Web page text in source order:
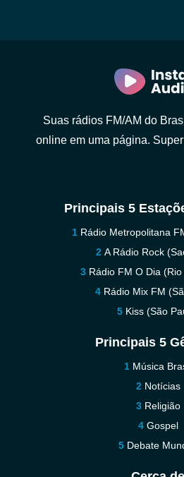
Suas rádios FM/AM do
online em uma página.
Principais 5
Rádio Metropolitana
A Rádio Rock
Rádio FM O Dia
Rádio Mix FM
Kiss (São
Principais 5
Música
Notícias
Religião
Gospel
Debate